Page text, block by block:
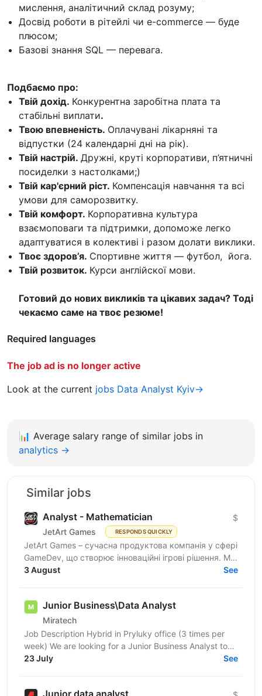
мислення, аналітичний склад розуму;
Досвід роботи в рітейлі чи e-commerce — буде
плюсом;
Базові знання SQL — перевага.
Подбаємо про:
Твій дохід. Конкурентна заробітна плата та
стабільні виплати.
Твою впевненість. Оплачувані лікарняні та
відпустки (24 календарні дні на рік).
Твій настрій. Дружні, круті корпоративи, п’ятничні
посиделки з настолками;)
Твій кар'єрний ріст. Компенсація навчання та всі
умови для саморозвитку.
Твій комфорт. Корпоративна культура
взаємоповаги та підтримки, допоможе легко
адаптуватися в колективі і разом долати виклики.
Твоє здоров’я. Спортивне життя — футбол, йога.
Твій розвиток. Ку рси англійскої мови.
Готовий до нових викликів та цікавих задач? Тоді
чекаємо саме на твоє резюме!
Required languages
The job ad is no longer active
Look at the current jobs Data Analyst Kyiv→
📊 Average salary range of similar jobs in
analytics →
Similar jobs
Analyst - Mathematician
JetArt Games RESPONDS QUICKLY
$
JetArt Games – сучасна продуктова компанія у сфері
GameDev, що створює інноваційні ігрові рішення. Ми
розробляємо високопродуктивні ігрові системи з...
3 August See
Junior Business\Data Analyst
Miratech
Job Description Hybrid in Pryluky office (3 times per
week) We are looking for a Junior Business Analyst to
support the client team in identifying business...
23 July See
Junior data analyst